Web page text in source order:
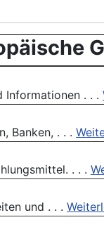
Informationen . . .
Banken, . . .
. . .
und . . .